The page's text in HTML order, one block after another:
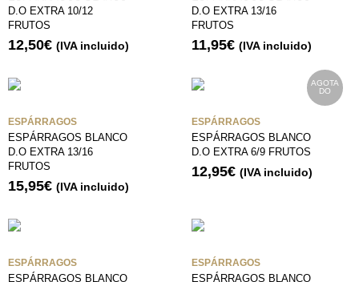
D.O EXTRA 10/12
FRUTOS
12,50€ (IVA incluido)
D.O EXTRA 13/16
FRUTOS
11,95€ (IVA incluido)
ESPÁRRAGOS
ESPÁRRAGOS BLANCO
D.O EXTRA 13/16
FRUTOS
15,95€ (IVA incluido)
AGOTA
DO
ESPÁRRAGOS
ESPÁRRAGOS BLANCO
D.O EXTRA 6/9 FRUTOS
12,95€ (IVA incluido)
ESPÁRRAGOS
ESPÁRRAGOS BLANCO
ESPÁRRAGOS
ESPÁRRAGOS BLANCO